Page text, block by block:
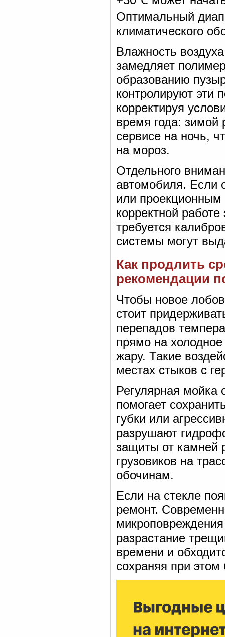
Оптимальный
климатического
Влажность
замедляет
образованию
контролируют эти
корректируя
время года: зимой
сервисе на ночь,
на мороз.
Отдельного
автомобиля. Если
или
корректной
требуется
системы могут
Как продлить
рекомендации
Чтобы новое
стоит
перепадов
прямо на
жару. Такие
местах стыков с
Регулярная мойка
помогает
губки или
разрушают
защиты от камней
грузовиков на
обочинам.
Если на стекле
ремонт.
разрастание
времени и
сохраняя при этом